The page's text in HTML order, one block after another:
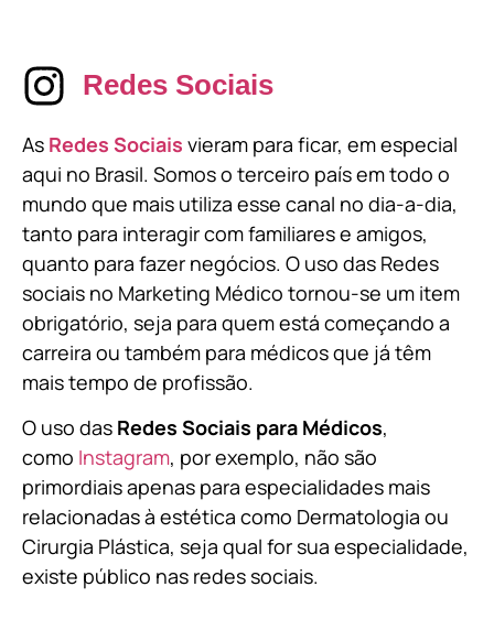
Redes Sociais
As Redes Sociais vieram para ficar, em especial
aqui no Brasil. Somos o terceiro país em todo o
mundo que mais utiliza esse canal no dia-a-dia,
tanto para interagir com familiares e amigos,
quanto para fazer negócios. O uso das Redes
sociais no Marketing Médico tornou-se um item
obrigatório, seja para quem está começando a
carreira ou também para médicos que já têm
mais tempo de profissão.
O uso das Redes Sociais para Médicos,
como Instagram, por exemplo, não são
primordiais apenas para especialidades mais
relacionadas à estética como Dermatologia ou
Cirurgia Plástica, seja qual for sua especialidade,
existe público nas redes sociais.